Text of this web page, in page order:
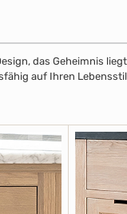
das Geheimnis
auf Ihren